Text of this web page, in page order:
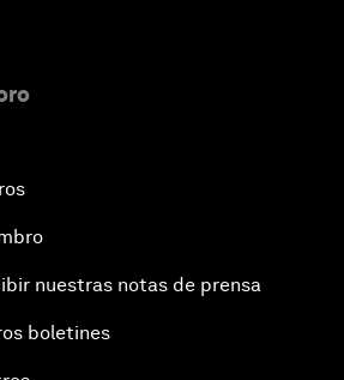
nuestras notas de prensa
boletines